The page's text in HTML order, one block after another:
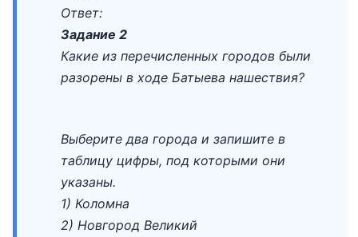
Ответ:
Задание 2
Какие из перечисленных городов были
разорены в ходе Батыева нашествия?
Выберите два города и запишите в
таблицу цифры, под которыми они
указаны.
1) Коломна
2) Новгород Великий